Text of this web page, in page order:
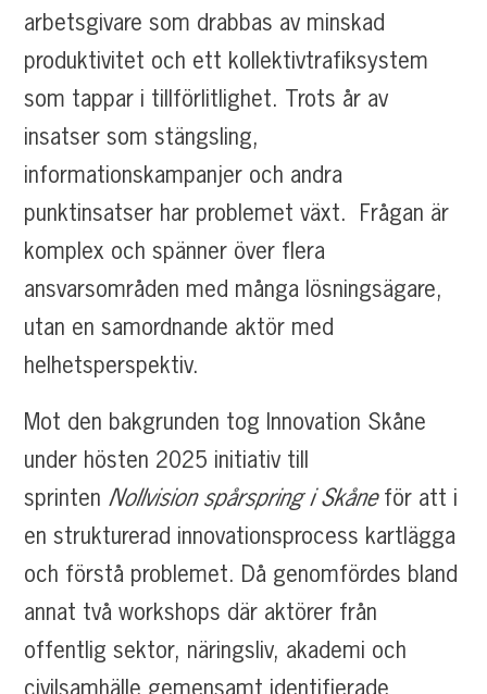
arbetsgivare som drabbas av minskad
produktivitet och ett kollektivtrafiksystem
som tappar i tillförlitlighet. Trots år av
insatser som stängsling,
informationskampanjer och andra
punktinsatser har problemet växt. Frågan är
komplex och spänner över flera
ansvarsområden med många lösningsägare,
utan en samordnande aktör med
helhetsperspektiv.
Mot den bakgrunden tog Innovation Skåne
under hösten 2025 initiativ till
sprinten Nollvision spårspring i Skåneför att i
en strukturerad innovationsprocess kartlägga
och förstå problemet. Då genomfördes bland
annat två workshops där aktörer från
offentlig sektor, näringsliv, akademi och
civilsamhälle gemensamt identifierade